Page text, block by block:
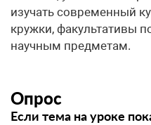
изучать современный
кружки, факультативы
научным предметам.
Опрос
Если тема на уроке